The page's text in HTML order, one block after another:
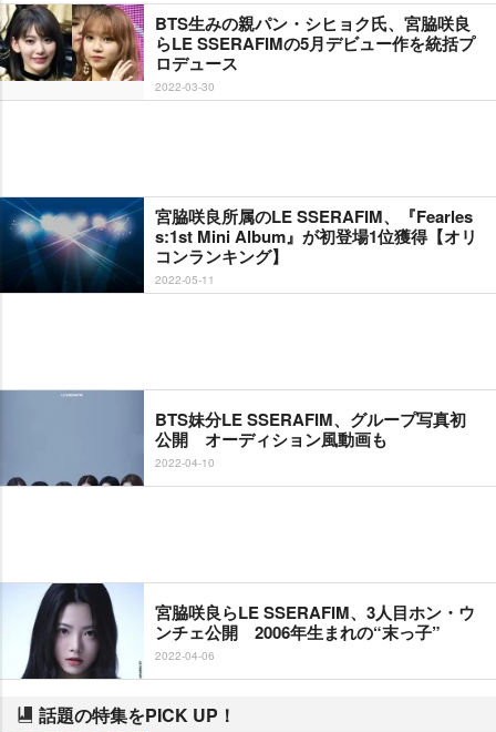
BTS生みの親パン・シヒョク氏、宮脇咲良
らLE SSERAFIMの5月デビュー作を統括プ
ロデュース
2022-03-30
宮脇咲良所属のLE SSERAFIM、『Fearles
s:1st Mini Album』が初登場1位獲得【オリ
コンランキング】
2022-05-11
BTS妹分LE SSERAFIM、グループ写真初
公開 オーディション風動画も
2022-04-10
宮脇咲良らLE SSERAFIM、3人目ホン・ウ
ンチェ公開 2006年生まれの“末っ子”
2022-04-06
話題の特集をPICK UP！